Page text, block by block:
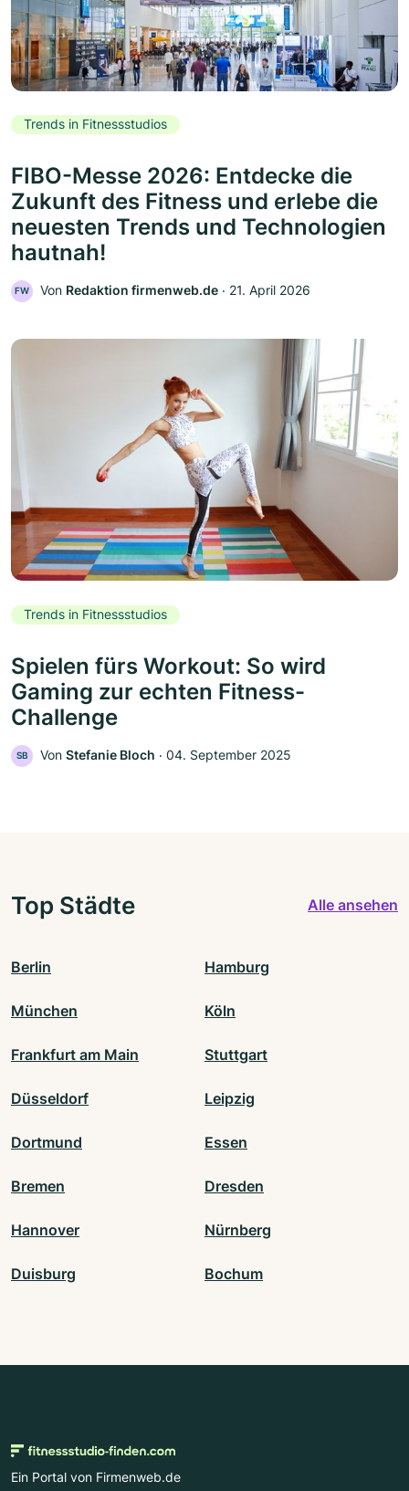
Trends in Fitnessstudios
FIBO-Messe 2026: Entdecke die
Zukunft des Fitness und erlebe die
neuesten Trends und Technologien
hautnah!
FW Von Redaktion firmenweb.de ‧ 21. April 2026
Trends in Fitnessstudios
Spielen fürs Workout: So wird
Gaming zur echten Fitness-
Challenge
SB Von Stefanie Bloch ‧ 04. September 2025
Top Städte Alle ansehen
Berlin Hamburg
München Köln
Frankfurt am Main Stuttgart
Düsseldorf Leipzig
Dortmund Essen
Bremen Dresden
Hannover Nürnberg
Duisburg Bochum
Ein Portal von Firmenweb.de